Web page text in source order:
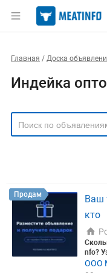
Главная Доска
Индейка
ТИП СДЕЛКИ Все
РУБРИКА
Продам
Ваш
кто
nfo?
ясо,
ООО